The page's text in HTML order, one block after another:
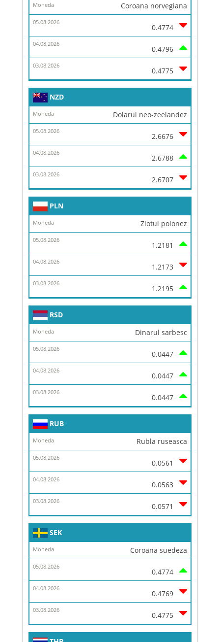
Coroana norvegiana
0.4774
0.4796
0.4775
NZD
Dolarul neo-zeelandez
2.6676
2.6788
2.6707
PLN
Zlotul polonez
1.2181
1.2173
1.2195
RSD
Dinarul sarbesc
0.0447
0.0447
0.0447
RUB
Rubla ruseasca
0.0561
0.0563
0.0571
SEK
Coroana suedeza
0.4774
0.4769
0.4775